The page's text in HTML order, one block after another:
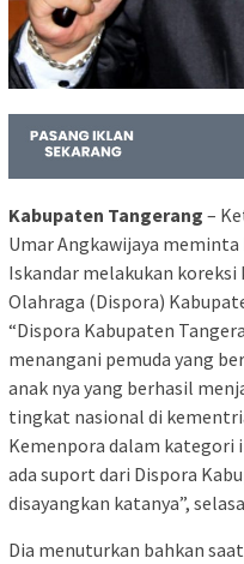
Kabupaten Tangerang –
Umar Angkawijaya
Iskandar melakukan koreksi
Olahraga (Dispora)
“Dispora Kabupaten
menangani pemuda yang
anak nya yang berhasil
tingkat nasional di
Kemenpora dalam kategori
ada suport dari Dispora
disayangkan katanya”,
Dia menuturkan bahkan